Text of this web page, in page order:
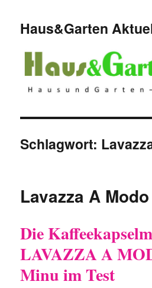
Haus&Garten
Schlagwort:
Lavazza A
Die
LAVAZZA A
Minu im Test